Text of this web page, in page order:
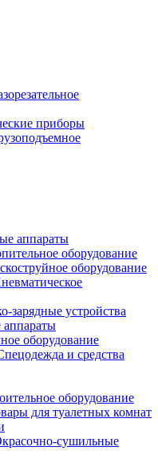
приборы
аппараты
оборудование
оборудование
зарядные устройства
оборудование
и средства
оборудование
для туалетных комнат
сушильные